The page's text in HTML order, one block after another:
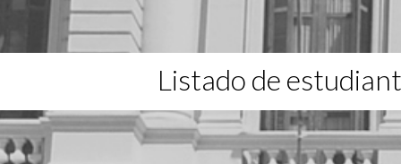
Listado de